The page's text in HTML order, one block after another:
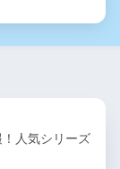
人気シリーズ